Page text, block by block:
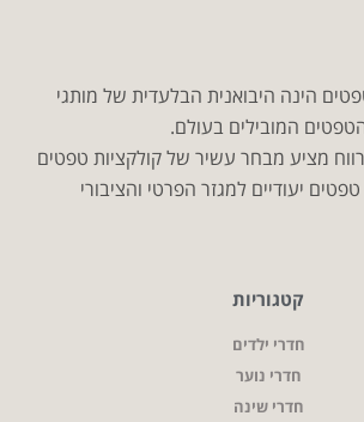
הינה היבואנית הבלעדית של מותגי
המובילים בעולם.
מציע מבחר עשיר של קולקציות טפטים
יעודיים למגזר הפרטי והציבורי
קטגוריות
חדרי ילדים
חדרי נוער
חדרי שינה